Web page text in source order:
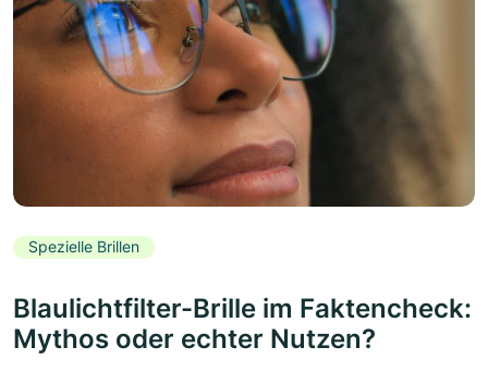
Spezielle Brillen
Blaulichtfilter-Brille im Faktencheck:
Mythos oder echter Nutzen?